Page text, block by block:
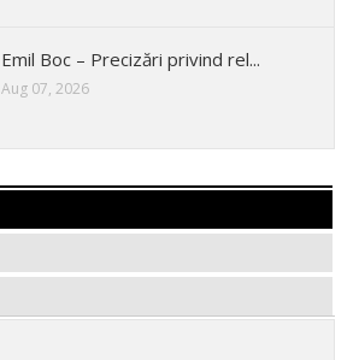
Emil Boc – Precizări privind rel...
Aug 07, 2026